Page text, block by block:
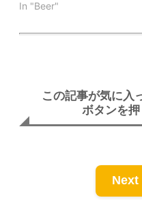
In "Beer"
この記事が気に入
ボタンを押
Next